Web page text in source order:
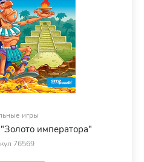
игры
императора"
76569